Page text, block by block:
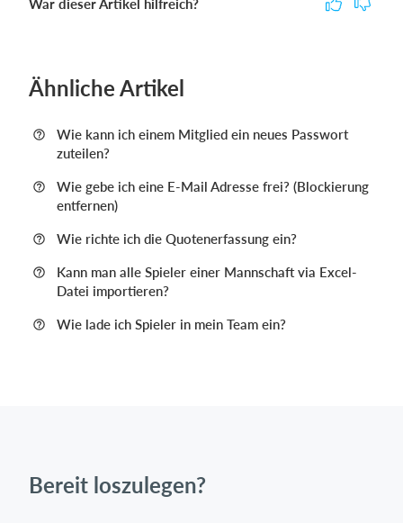
War dieser Artikel hilfreich?
Ähnliche Artikel
Wie kann ich einem Mitglied ein neues Passwort
zuteilen?
Wie gebe ich eine E-Mail Adresse frei? (Blockierung
entfernen)
Wie richte ich die Quotenerfassung ein?
Kann man alle Spieler einer Mannschaft via Excel-
Datei importieren?
Wie lade ich Spieler in mein Team ein?
Bereit loszulegen?